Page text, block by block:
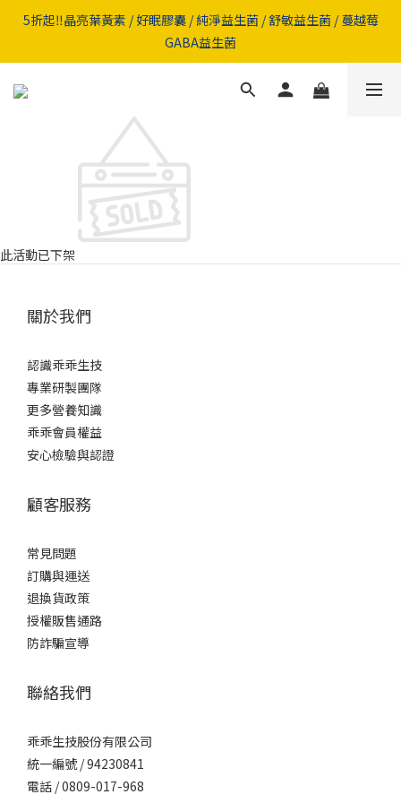
5折起‼️晶亮葉黃素 / 好眠膠囊 / 純淨益生菌 / 舒敏益生菌 / 蔓越莓
GABA益生菌
5折起‼️晶亮葉黃素 / 好眠膠囊 / 純淨益生菌 / 舒敏益生菌 / 蔓越莓
GABA益生菌
新會員註冊領【100元+免運劵】加LINE再拿100元優惠券！完成
🪧累積會員點數可兌換乖乖正貨商品及好禮👉立即前往
5折起‼️晶亮葉黃素 / 好眠膠囊 / 純淨益生菌 / 舒敏益生菌 / 蔓越莓
GABA益生菌
此活動已下架
關於我們
認識乖乖生技
專業研製團隊
更多營養知識
乖乖會員權益
安心檢驗與認證
顧客服務
常見問題
訂購與運送
退換貨政策
授權販售通路
防詐騙宣導
聯絡我們
乖乖生技股份有限公司
統一編號 / 94230841
電話 / 0809-017-968